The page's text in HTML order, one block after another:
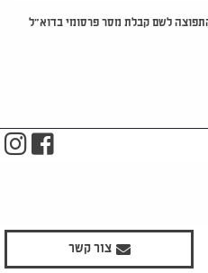
לשם קבלת מסר פרסומי בדוא"ל
צור קשר